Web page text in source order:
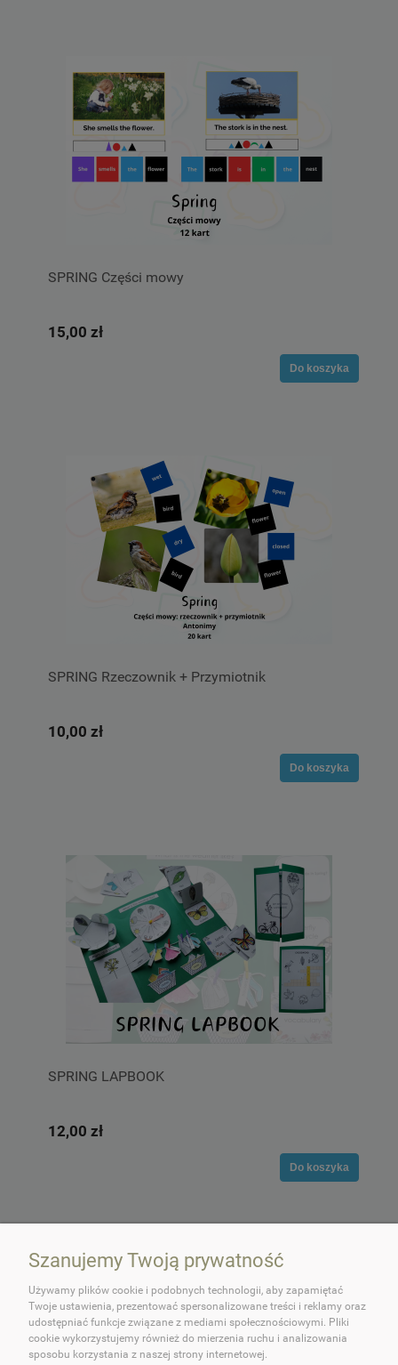
SPRING Części mowy
15,00 zł
Do koszyka
SPRING Rzeczownik + Przymiotnik
10,00 zł
Do koszyka
SPRING LAPBOOK
12,00 zł
Do koszyka
O OKEY DOKEY!
Szanujemy Twoją prywatność
Używamy plików cookie i podobnych technologii, aby zapamiętać
Twoje ustawienia, prezentować spersonalizowane treści i reklamy oraz
udostępniać funkcje związane z mediami społecznościowymi. Pliki
cookie wykorzystujemy również do mierzenia ruchu i analizowania
sposobu korzystania z naszej strony internetowej.